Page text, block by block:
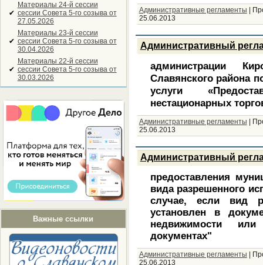
✔
Материалы 24-й сессии
сессии Совета 5-го созыва от
27.05.2026
✔
Материалы 23-й сессии
сессии Совета 5-го созыва от
30.04.2026
✔
Материалы 22-й сессии
сессии Совета 5-го созыва от
30.03.2026
Важные ссылки
Административные регламенты
25.06.2013
Административный
администрации
Славянского района
услуги
нестационарных
Административные регламенты
25.06.2013
Административный
предоставления
вида разрешенного
случае, если вид
установлен в
недвижимости или
документах"
Административные регламенты
25.06.2013